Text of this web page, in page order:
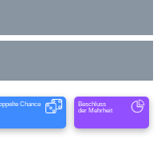
Chance
Beschluss
der Mehrheit